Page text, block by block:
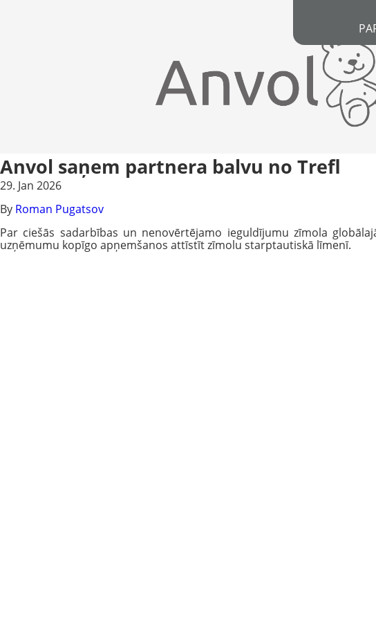
Anvol saņem partnera balvu no Trefl
29. Jan 2026
By Roman Pugatsov
Par ciešās sadarbības un nenovērtējamo ieguldījumu zīmola
uzņēmumu kopīgo apņemšanos attīstīt zīmolu starptautiskā līmenī.